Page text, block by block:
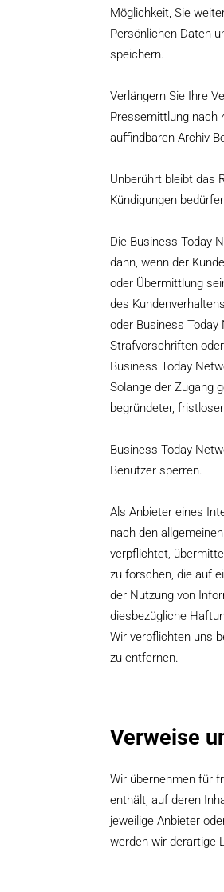
Möglichkeit, Sie
Persönlichen Daten
speichern.
Verlängern Sie Ihre
Pressemittlung nach
auffindbaren Archiv-
Unberührt bleibt das
Kündigungen
Die Business Today
dann, wenn der
oder Übermittlung
des
oder Business
Strafvorschriften
Business Today
Solange der Zugang
begründeter,
Business Today
Benutzer sperren.
Als Anbieter eines
nach den
verpflichtet,
zu forschen, die auf
der Nutzung von
diesbezügliche
Wir verpflichten uns
zu entfernen.
Verweise
Wir übernehmen für
enthält, auf deren
jeweilige Anbieter
werden wir derartige